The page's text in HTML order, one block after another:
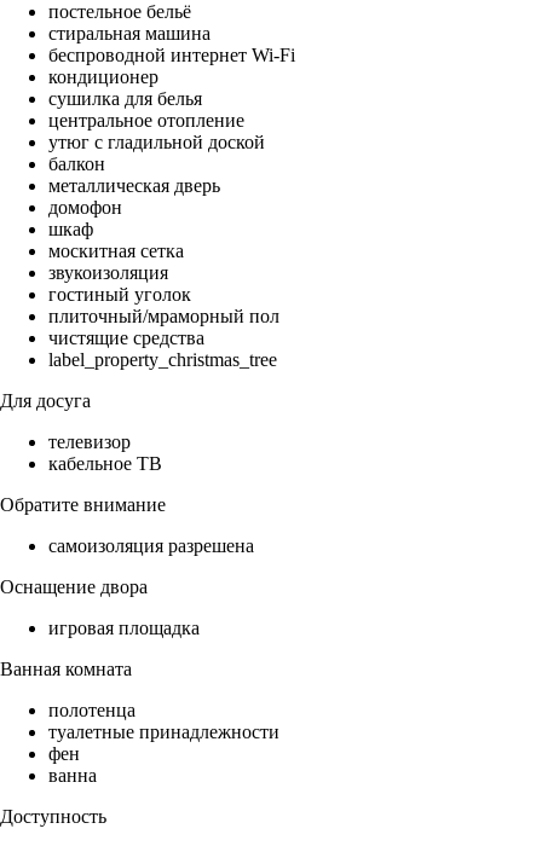
постельное бельё
стиральная машина
беспроводной интернет Wi-Fi
кондиционер
сушилка для белья
центральное отопление
утюг с гладильной доской
балкон
металлическая дверь
домофон
шкаф
москитная сетка
звукоизоляция
гостиный уголок
плиточный/мраморный пол
чистящие средства
label_property_christmas_tree
Для досуга
телевизор
кабельное ТВ
Обратите внимание
самоизоляция разрешена
Оснащение двора
игровая площадка
Ванная комната
полотенца
туалетные принадлежности
фен
ванна
Доступность